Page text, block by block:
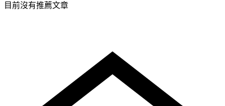
目前沒有推薦文章